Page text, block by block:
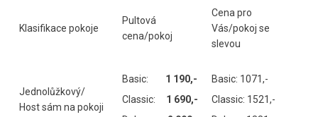
Klasifikace pokoje
Pultová
cena/pokoj
Cena pro
Vás/pokoj se
slevou
Jednolůžkový/
Host sám na pokoji
Basic: 1 190,-
Classic: 1 690,-
Basic: 1071,-
Classic: 1521,-